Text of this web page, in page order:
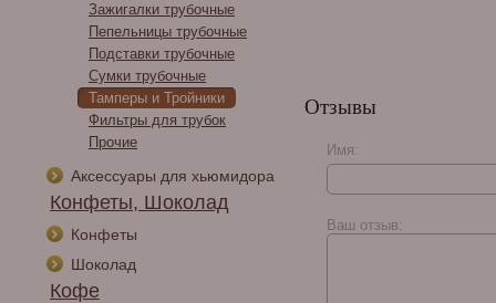
Зажигалки трубочные
Пепельницы трубочные
Подставки трубочные
Сумки трубочные
Тамперы и Тройники
Фильтры для трубок
Прочие
Аксессуары для хьюмидора
Конфеты, Шоколад
Конфеты
Шоколад
Кофе
Don Pepin Garcia Blue
Imperiales Torpedo
Отзывы
Имя:
Ваш отзыв: